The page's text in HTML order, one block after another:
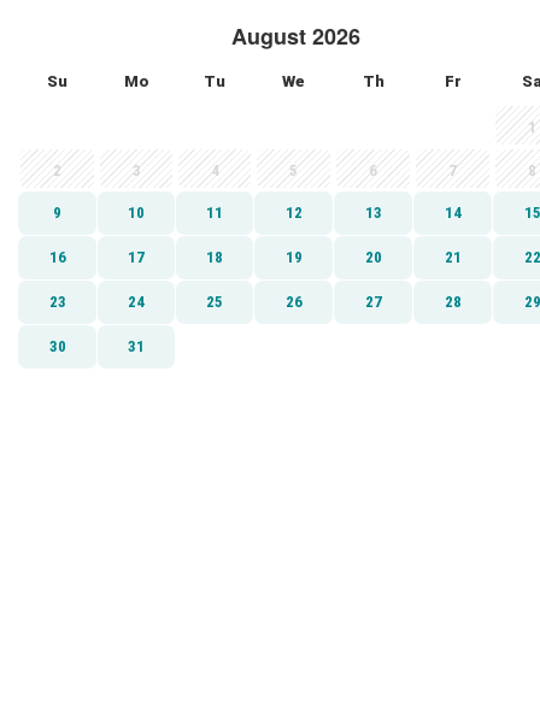
August 2026
Su Mo Tu We Th Fr
1
2 3 4 5 6 7 8
9 10 11 12 13 14 15
16 17 18 19 20 21 22
23 24 25 26 27 28 29
30 31